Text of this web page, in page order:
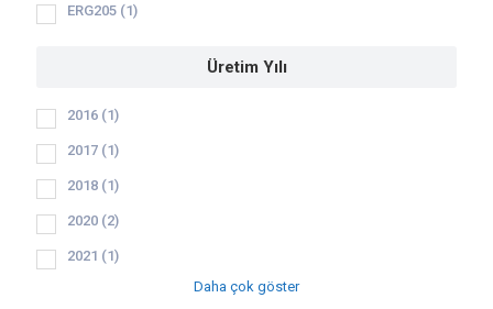
ERG205 (1)
Üretim Yılı
2016 (1)
2017 (1)
2018 (1)
2020 (2)
2021 (1)
Daha çok göster